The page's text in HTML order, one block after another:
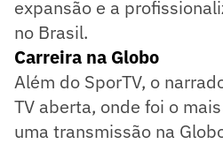
expansão e a
no Brasil.
Carreira na Globo
Além do SporTV, o
TV aberta, onde foi o
uma transmissão na